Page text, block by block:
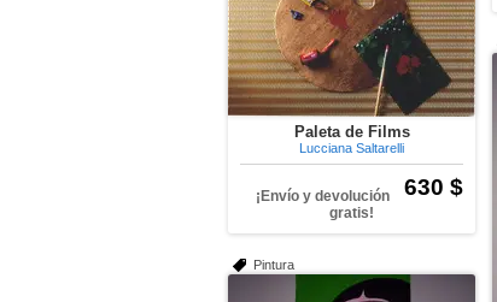
Paleta de Films
Lucciana Saltarelli
630 $
¡Envío y devolución
gratis!
Pintura